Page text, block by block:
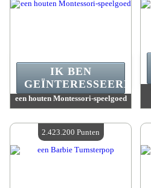
een houten Montessori-speelgoed
Beschikbare hoeveelheid :4
IK BEN
GEÏNTERESSEERD.
2.423.200 Punten